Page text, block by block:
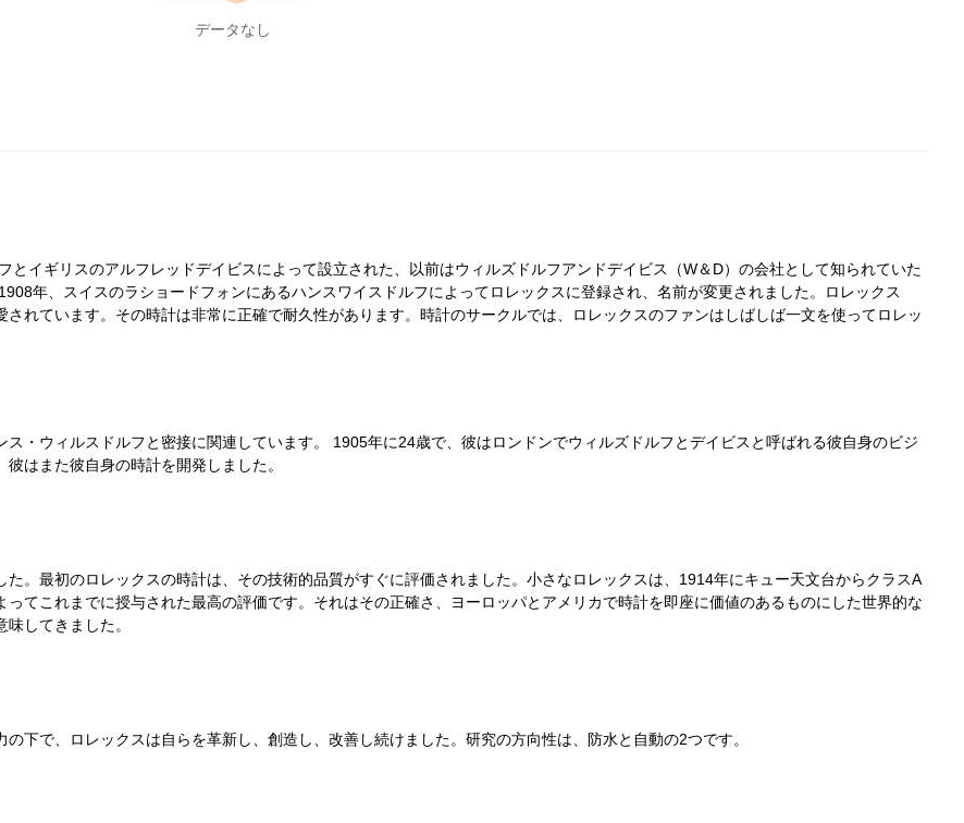
データなし
とイギリスのアルフレッドデイビスによって設立された、以前はウィルズドルフアンドデイビス（W＆D）の会社として知られていた
年、スイスのラショードフォンにあるハンスワイスドルフによってロレックスに登録され、名前が変更されました。ロレックス
れています。その時計は非常に正確で耐久性があります。時計のサークルでは、ロレックスのファンはしばしば一文を使ってロレッ
・ウィルスドルフと密接に関連しています。 1905年に24歳で、彼はロンドンでウィルズドルフとデイビスと呼ばれる彼自身のビジ
はまた彼自身の時計を開発しました。
。最初のロレックスの時計は、その技術的品質がすぐに評価されました。小さなロレックスは、1914年にキュー天文台からクラスA
てこれまでに授与された最高の評価です。それはその正確さ、ヨーロッパとアメリカで時計を即座に価値のあるものにした世界的な
してきました。
下で、ロレックスは自らを革新し、創造し、改善し続けました。研究の方向性は、防水と自動の2つです。